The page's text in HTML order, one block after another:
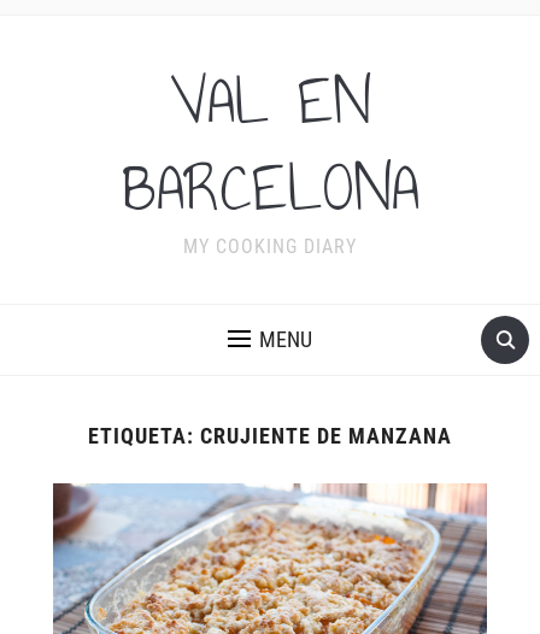
VAL EN
BARCELONA
MY COOKING DIARY
MENU
ETIQUETA: CRUJIENTE DE MANZANA